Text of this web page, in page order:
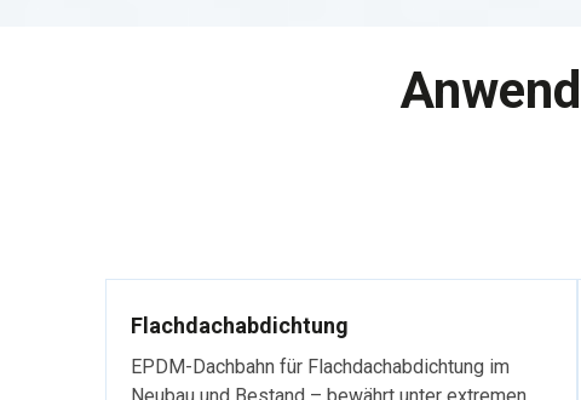
Flachdachabdichtung
EPDM-Dachbahn für Flachdachabdichtung im